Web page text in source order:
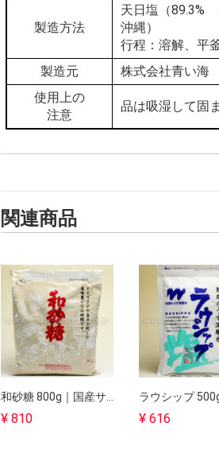
製造方法
天日塩（89.3%
沖縄）
行程：溶解、平
製造元
株式会社青い海
使用上の
注意
品は吸湿して固
関連商品
和砂糖 800g｜国産サトウキビを厳選｜健康食品【軽税８％】
¥ 810 ¥ 616